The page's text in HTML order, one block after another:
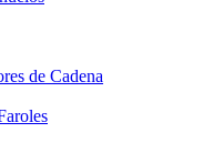
de Cadena